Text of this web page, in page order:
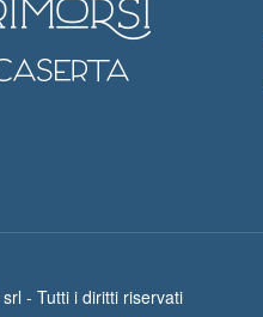
- Tutti i diritti riservati